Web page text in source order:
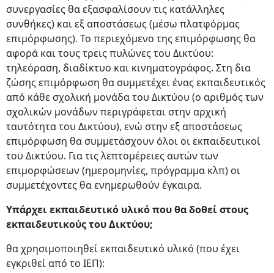
συνεργασίες θα εξασφαλίσουν τις κατάλληλες
συνθήκες) και εξ αποστάσεως (μέσω πλατφόρμας
επιμόρφωσης). Το περιεχόμενο της επιμόρφωσης θα
αφορά και τους τρεις πυλώνες του Δικτύου:
τηλεόραση, διαδίκτυο και κινηματογράφος. Στη δια
ζώσης επιμόρφωση θα συμμετέχει ένας εκπαιδευτικός
από κάθε σχολική μονάδα του Δικτύου (ο αριθμός των
σχολικών μονάδων περιγράφεται στην αρχική
ταυτότητα του Δικτύου), ενώ στην εξ αποστάσεως
επιμόρφωση θα συμμετάσχουν όλοι οι εκπαιδευτικοί
του Δικτύου. Για τις λεπτομέρειες αυτών των
επιμορφώσεων (ημερομηνίες, πρόγραμμα κλπ) οι
συμμετέχοντες θα ενημερωθούν έγκαιρα.
Υπάρχει εκπαιδευτικό υλικό που θα δοθεί στους
εκπαιδευτικούς του Δικτύου;
θα χρησιμοποιηθεί εκπαιδευτικό υλικό (που έχει
εγκριθεί από το ΙΕΠ):